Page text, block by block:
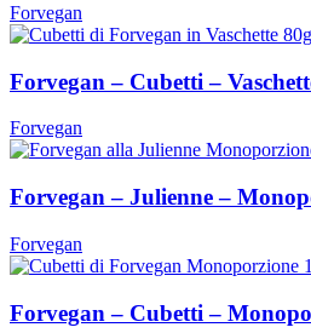
Forvegan
Forvegan – Cubetti –
Forvegan
Forvegan – Julienne –
Forvegan
Forvegan – Cubetti –